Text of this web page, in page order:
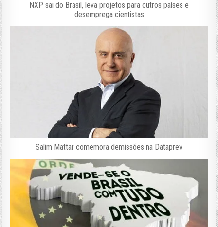
NXP sai do Brasil, leva projetos para outros países e
desemprega cientistas
Salim Mattar comemora demissões na Dataprev